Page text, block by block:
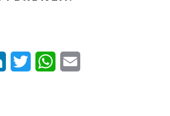
LinkedInTwitter WhatsApp